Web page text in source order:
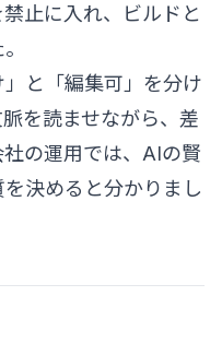
止に入れ、ビルドと
と「編集可」を分け
を読ませながら、差
の運用では、AIの賢
決めると分かりまし